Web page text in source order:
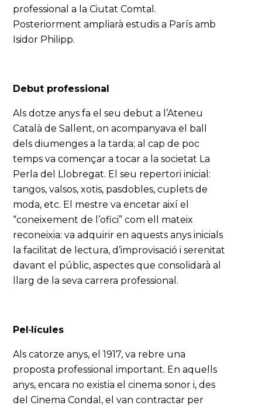
professional a la Ciutat Comtal.
Posteriorment ampliarà estudis a París amb
Isidor Philipp.
Debut professional
Als dotze anys fa el seu debut a l’Ateneu
Català de Sallent, on acompanyava el ball
dels diumenges a la tarda; al cap de poc
temps va començar a tocar a la societat La
Perla del Llobregat. El seu repertori inicial:
tangos, valsos, xotis, pasdobles, cuplets de
moda, etc. El mestre va encetar així el
“coneixement de l’ofici” com ell mateix
reconeixia: va adquirir en aquests anys inicials
la facilitat de lectura, d’improvisació i serenitat
davant el públic, aspectes que consolidarà al
llarg de la seva carrera professional.
Pel·lícules
Als catorze anys, el 1917, va rebre una
proposta professional important. En aquells
anys, encara no existia el cinema sonor i, des
del Cinema Condal, el van contractar per